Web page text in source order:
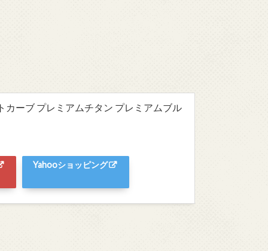
カーブ プレミアムチタン プレミアムブル
Yahooショッピング